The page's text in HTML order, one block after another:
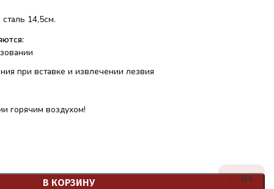
14,5см.
при вставке и извлечении лезвия
горячим воздухом!
В КОРЗИНУ 84